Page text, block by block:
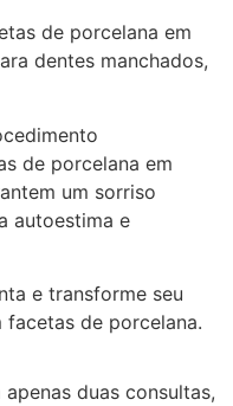
de porcelana em
dentes manchados,
de porcelana em
um sorriso
autoestima e
e transforme seu
de porcelana.
duas consultas,